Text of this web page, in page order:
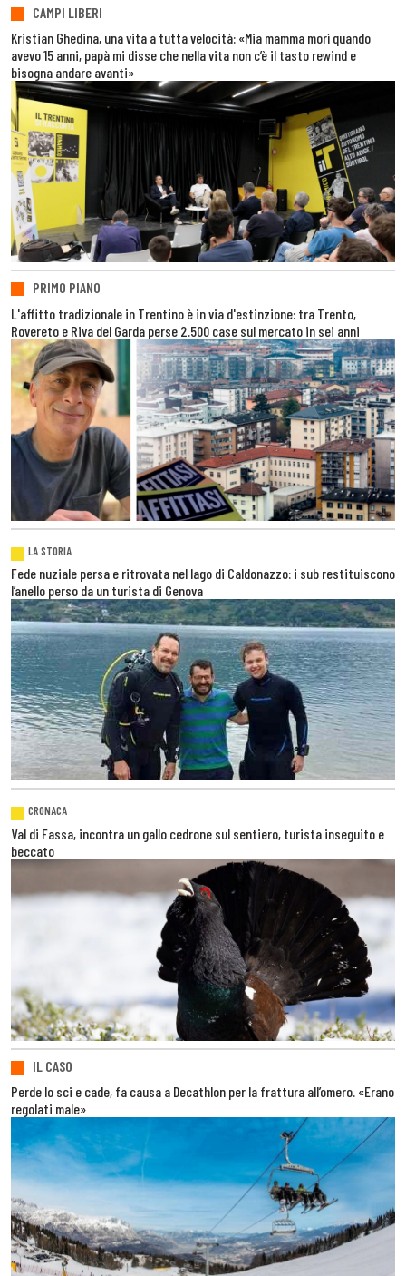
CAMPI LIBERI
Kristian Ghedina, una vita a tutta velocità: «Mia mamma morì quando
avevo 15 anni, papà mi disse che nella vita non c’è il tasto rewind e
bisogna andare avanti»
PRIMO PIANO
L'affitto tradizionale in Trentino è in via d'estinzione: tra Trento,
Rovereto e Riva del Garda perse 2.500 case sul mercato in sei anni
LA STORIA
Fede nuziale persa e ritrovata nel lago di Caldonazzo: i sub restituiscono
l’anello perso da un turista di Genova
CRONACA
Val di Fassa, incontra un gallo cedrone sul sentiero, turista inseguito e
beccato
IL CASO
Perde lo sci e cade, fa causa a Decathlon per la frattura all’omero. «Erano
regolati male»